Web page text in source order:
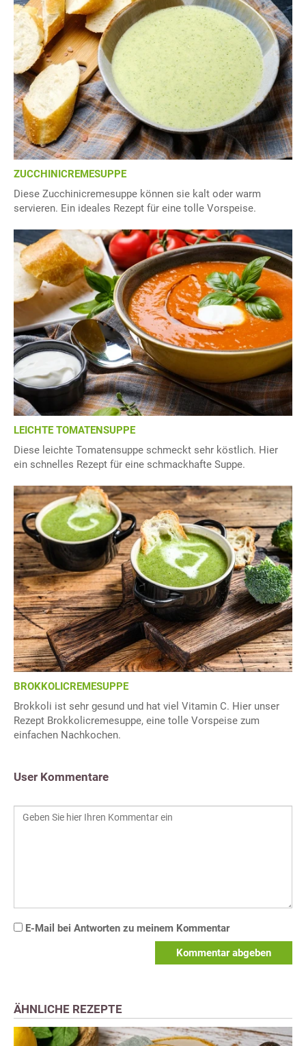
ZUCCHINICREMESUPPE
Diese Zucchinicremesuppe können sie kalt oder warm
servieren. Ein ideales Rezept für eine tolle Vorspeise.
LEICHTE TOMATENSUPPE
Diese leichte Tomatensuppe schmeckt sehr köstlich. Hier
ein schnelles Rezept für eine schmackhafte Suppe.
BROKKOLICREMESUPPE
Brokkoli ist sehr gesund und hat viel Vitamin C. Hier unser
Rezept Brokkolicremesuppe, eine tolle Vorspeise zum
einfachen Nachkochen.
User Kommentare
E-Mail bei Antworten zu meinem Kommentar
Kommentar abgeben
ÄHNLICHE REZEPTE